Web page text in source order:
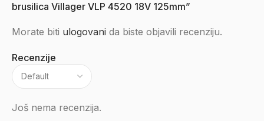
Recenzije
Još nema recenzija.
brusilica Villager VLP 4520 18V 125mm”
Morate biti ulogovani da biste objavili recenziju.